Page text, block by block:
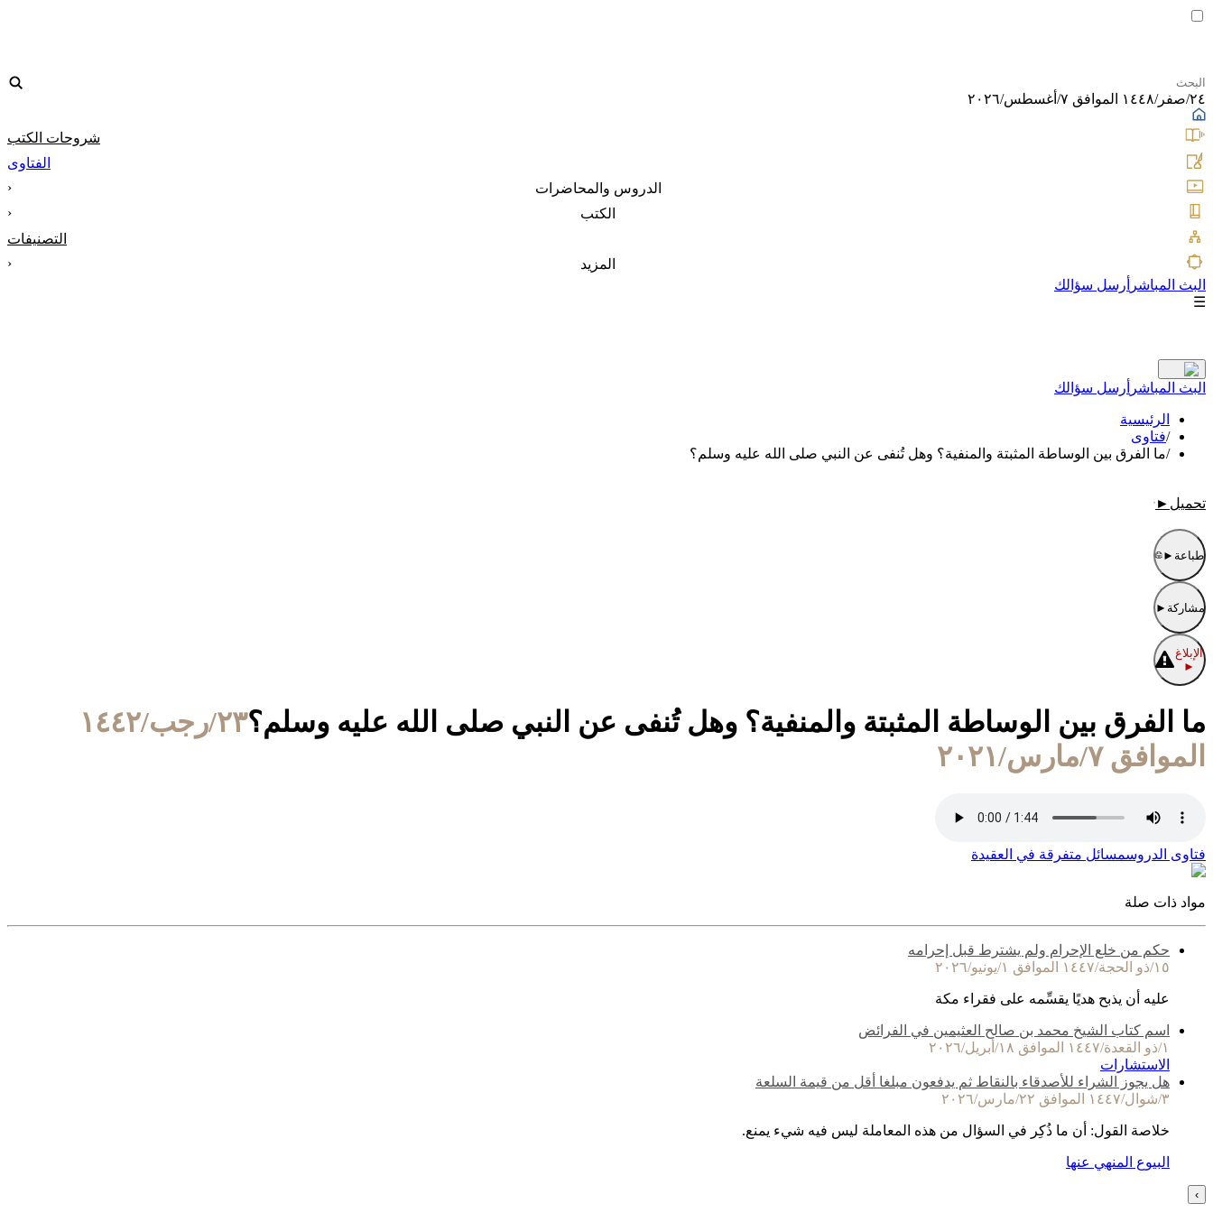
٢٤/صفر/١٤٤٨ الموافق ٧/أغسطس/٢٠٢٦
شروحات الكتب
الفتاوى
الدروس والمحاضرات
‹
الكتب
‹
التصنيفات
المزيد
‹
البث المباشر أرسل سؤالك
☰
البث المباشر أرسل سؤالك
الرئيسية
/فتاوى
/ما الفرق بين الوساطة المثبتة والمنفية؟ وهل تُنفى عن النبي صلى الله عليه وسلم؟
تحميل ►
طباعة ►
مشاركة ►
الإبلاغ
►
ما الفرق بين الوساطة المثبتة والمنفية؟ وهل تُنفى عن النبي صلى الله عليه وسلم؟
٢٣/رجب/١٤٤٢
الموافق ٧/مارس/٢٠٢١
فتاوى الدروسمسائل متفرقة في العقيدة
مواد ذات صلة
حكم من خلع الإحرام ولم يشترط قبل إحرامه
١٥/ذو الحجة/١٤٤٧ الموافق ١/يونيو/٢٠٢٦
عليه أن يذبح هديًا يقسِّمه على فقراء مكة
اسم كتاب الشيخ محمد بن صالح العثيمين في الفرائض
١/ذو القعدة/١٤٤٧ الموافق ١٨/أبريل/٢٠٢٦
الاستشارات
هل يجوز الشراء للأصدقاء بالنقاط ثم يدفعون مبلغا أقل من قيمة السلعة
٣/شوال/١٤٤٧ الموافق ٢٢/مارس/٢٠٢٦
خلاصة القول: أن ما ذُكِر في السؤال من هذه المعاملة ليس فيه شيء يمنع.
البيوع المنهي عنها
›